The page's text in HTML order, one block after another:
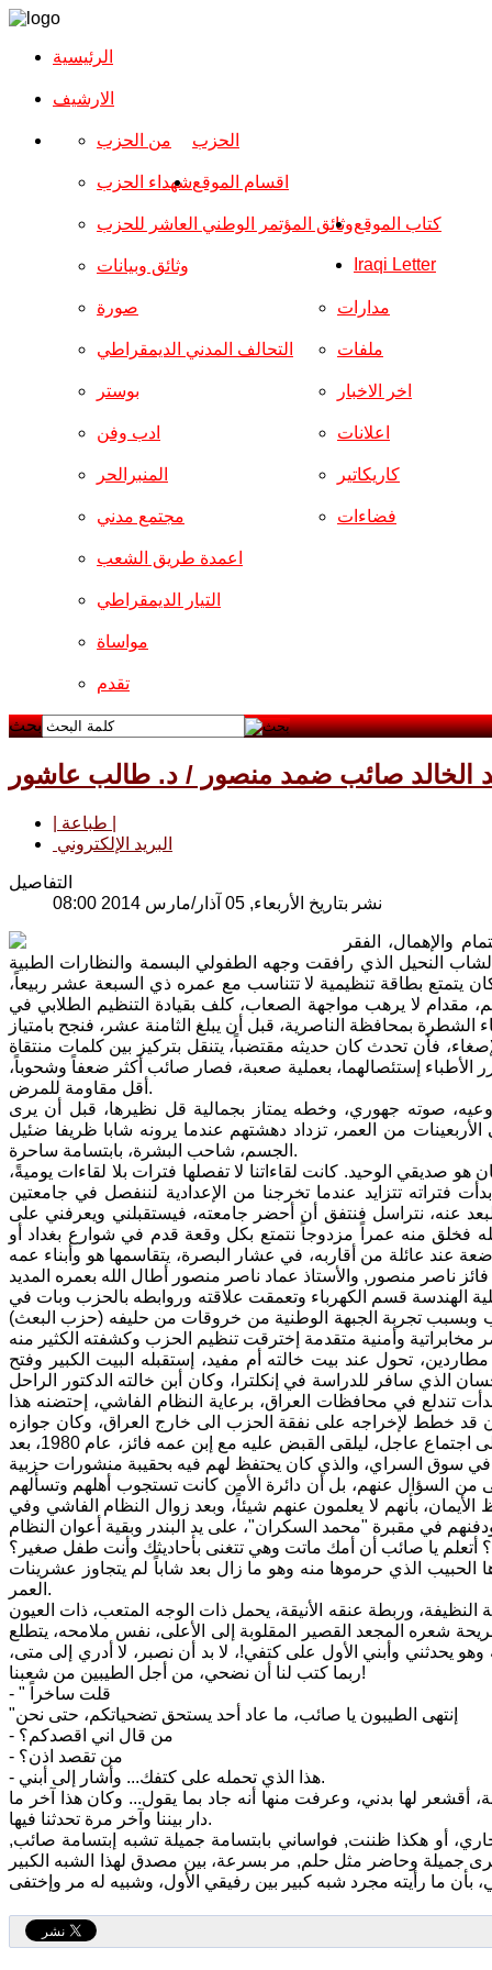
الرئيسية
الارشیف
الحزب من الحزب
شهداء الحزب
وثائق المؤتمر الوطني العاشر للحزب
وثائق وبيانات
اقسام الموقع
صورة
التحالف المدني الديمقراطي
بوستر
ادب وفن
المنبرالحر
مجتمع مدني
مدارات
ملفات
اخر الاخبار
اعلانات
كاريكاتير
فضاءات
اعمدة طريق الشعب
التيار الديمقراطي
مواساة
تقدم
كتاب الموقع
Iraqi Letter
بحث
الخالد صائب ضمد منصور / د. طالب عاشور
البريد الإلكتروني
التفاصيل
نشر بتاريخ الأربعاء, 05 آذار/مارس 2014 08:00
والإهمال، الفقر
النحيل الذي رافقت وجهه الطفولي البسمة والنظارات الطبية
يتمتع بطاقة تنظيمية لا تتناسب مع عمره ذي السبعة عشر ربيعاً،
مقدام لا يرهب مواجهة الصعاب، كلف بقيادة التنظيم الطلابي في
فأن تحدث كان حديثه مقتضباً، يتنقل بتركيز بين كلمات منتقاة
إستئصالهما، بعملية صعبة، فصار صائب أكثر ضعفاً وشحوباً،
أقل مقاومة للمرض.
صوته جهوري، وخطه يمتاز بجمالية قل نظيرها، قبل أن يرى
من العمر، تزداد دهشتهم عندما يرونه شابا ظريفا ضئيل
الجسم، شاحب البشرة، بابتسامة ساحرة.
الوحيد. كانت لقاءاتنا لا تفصلها فترات بلا لقاءات يوميةً،
فتراته تتزايد عندما تخرجنا من الإعدادية لننفصل في جامعتين
عنه، نتراسل فنتفق أن أحضر جامعته، فيستقبلني ويعرفني على
فخلق منه عمراً مزدوجاً نتمتع بكل وقعة قدم في شوارع بغداد أو
عند عائلة من أقاربه، في عشار البصرة، يتقاسمها هو وأبناء عمه
بكلية الهندسة قسم الكهرباء وتعمقت علاقته وروابطه بالحزب وبات في
وبسبب تجربة الجبهة الوطنية من خروقات من حليفه (حزب البعث)
تحول عند بيت خالته أم مفيد، إستقبله البيت الكبير وفتح
الذي سافر للدراسة في إنكلترا، وكان أبن خالته الدكتور الراحل
تندلع في محافظات العراق، برعاية النظام الفاشي، إحتضنه هذا
خطط لإخراجه على نفقة الحزب الى خارج العراق، وكان جوازه
ينتظره للانطلاق به إلى شمال الوطن، ولكن مكيدة دبرت له بمكالمة هاتفية تدعوه إلى اجتماع عاجل، ليلقى القبض عليه مع إبن عمه فائز، عام 1980، بعد
من السؤال عنهم، بل أن دائرة الأمن كانت تستجوب أهلهم وتسألهم
بأنهم لا يعلمون عنهم شيئاً، وبعد زوال النظام الفاشي وفي
أتعلم يا صائب أن أمك ماتت وهي تتغنى بأحاديثك وأنت طفل صغير؟
الذي حرموها منه وهو ما زال بعد شاباً لم يتجاوز عشرينات
العمر.
وربطة عنقه الأنيقة، يحمل ذات الوجه المتعب، ذات العيون
شعره المجعد القصير المقلوبة إلى الأعلى، نفس ملامحه، يتطلع
يحدثني وأبني الأول على كتفي!، لا بد أن نصبر، لا أدري إلى متى،
ربما كتب لنا أن نضحي، من أجل الطيبين من شعبنا!
- " قلت ساخراً
"إنتهى الطيبون يا صائب، ما عاد أحد يستحق تضحياتكم، حتى نحن
- من قال اني اقصدكم؟
- من تقصد اذن؟
- هذا الذي تحمله على كتفك... وأشار إلى أبني.
لها بدني، وعرفت منها أنه جاد بما يقول... وكان هذا آخر ما
دار بيننا وآخر مرة تحدثنا فيها.
أو هكذا ظننت, فواساني بابتسامة جميلة تشبه إبتسامة صائب,
جميلة وحاضر مثل حلم, مر بسرعة، بين مصدق لهذا الشبه الكبير